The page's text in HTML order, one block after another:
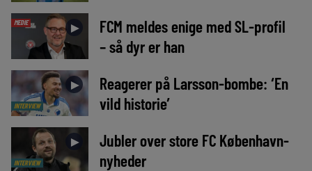
MEDIE ►
FCM meldes enige med SL-profil
– så dyr er han
INTERVIEW
►
Reagerer på Larsson-bombe: ‘En
vild historie’
INTERVIEW
►
Jubler over store FC København-
nyheder